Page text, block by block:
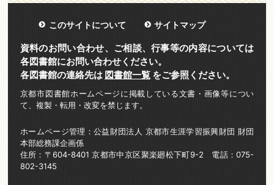
このサイトについて サイトマップ
資料のお問い合わせ、ご相談、行事等の内容については
各図書館にお問い合わせください。
各図書館の連絡先は 図書館一覧をご参照ください。
京都市図書館ホームページに掲載している文書・画像等につい
て、複製・転用・改変を禁じます。
ホームページ管理：公益財団法人 京都市生涯学習振興財団 財団
本部総務課企画係
住所：〒604-8401 京都市中京区聚楽廻松下町9-2 電話：075-
802-3145